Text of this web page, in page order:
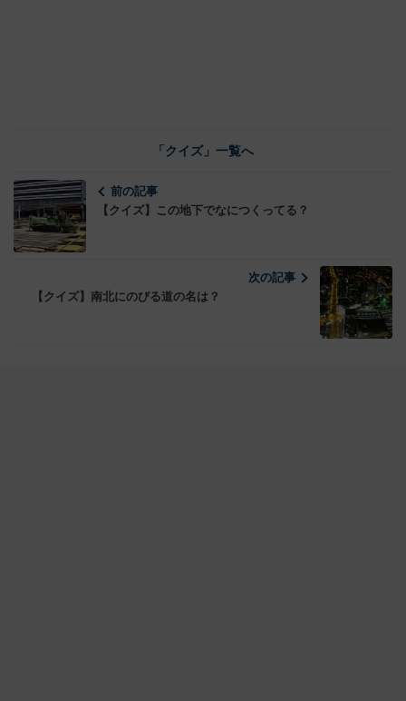
「クイズ」一覧へ
前の記事
【クイズ】この地下でなにつくってる？
次の記事
【クイズ】南北にのびる道の名は？